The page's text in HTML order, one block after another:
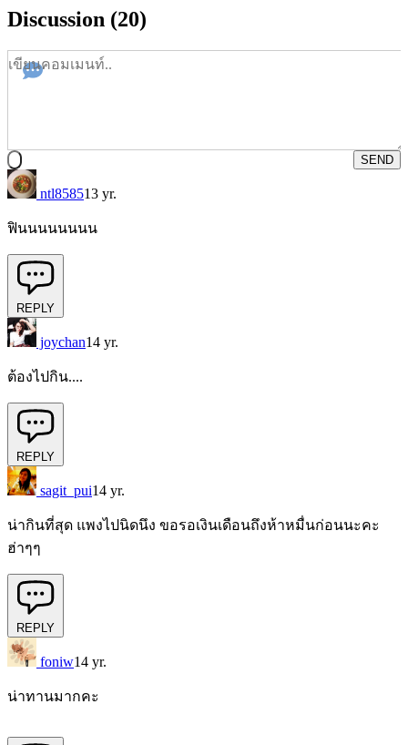
Discussion (20)
SEND
ntl858513 yr.
ฟินนนนนนนน
REPLY
joychan14 yr.
ต้องไปกิน....
REPLY
sagit_pui14 yr.
น่ากินที่สุด แพงไปนิดนึง ขอรอเงินเดือนถึงห้าหมื่นก่อนนะคะ
ฮ่าๆๆ
REPLY
foniw14 yr.
น่าทานมากคะ